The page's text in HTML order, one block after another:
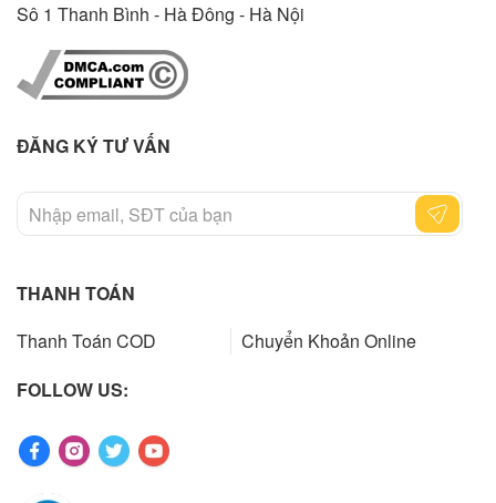
Sô 1 Thanh Bình - Hà Đông - Hà Nội
ĐĂNG KÝ TƯ VẤN
THANH TOÁN
Thanh Toán COD
Chuyển Khoản Online
FOLLOW US: